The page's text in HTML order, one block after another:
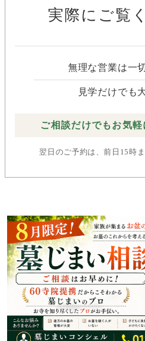
実際にご覧
無理な営業は一
見学だけでも
ご相談だけでもお気
翌日のご予約は、前日15時